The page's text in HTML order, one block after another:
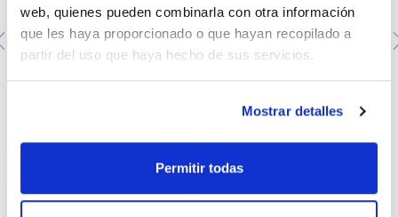
web, quienes pueden combinarla con otra información
que les haya proporcionado o que hayan recopilado a
partir del uso que haya hecho de sus servicios.
Mostrar detalles
Permitir todas
Envase: x 100 g :: Botella de vidrio
Comprar